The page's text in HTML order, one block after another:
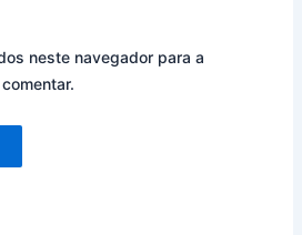
neste navegador para a